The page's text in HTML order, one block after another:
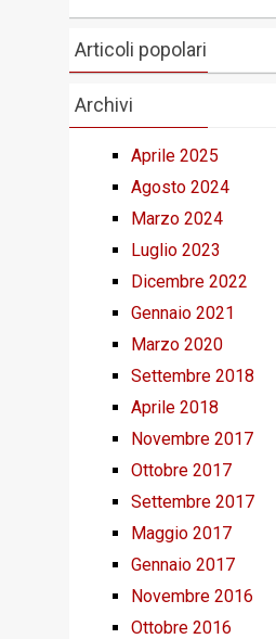
Articoli popolari
Archivi
Aprile 2025
Agosto 2024
Marzo 2024
Luglio 2023
Dicembre 2022
Gennaio 2021
Marzo 2020
Settembre 2018
Aprile 2018
Novembre 2017
Ottobre 2017
Settembre 2017
Maggio 2017
Gennaio 2017
Novembre 2016
Ottobre 2016